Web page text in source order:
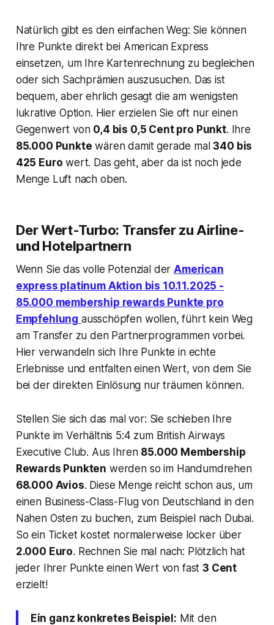
Natürlich gibt es den einfachen Weg: Sie können
Ihre Punkte direkt bei American Express
einsetzen, um Ihre Kartenrechnung zu begleichen
oder sich Sachprämien auszusuchen. Das ist
bequem, aber ehrlich gesagt die am wenigsten
lukrative Option. Hier erzielen Sie oft nur einen
Gegenwert von 0,4 bis 0,5 Cent pro Punkt. Ihre
85.000 Punkte wären damit gerade mal340 bis
425 Euro wert. Das geht, aber da ist noch jede
Menge Luft nach oben.
Der Wert-Turbo: Transfer zu Airline-
und Hotelpartnern
Wenn Sie das volle Potenzial derAmerican
express platinum Aktion bis 10.11.2025 -
85.000 membership rewards Punkte pro
Empfehlung ausschöpfen wollen, führt kein Weg
am Transfer zu den Partnerprogrammen vorbei.
Hier verwandeln sich Ihre Punkte in echte
Erlebnisse und entfalten einen Wert, von dem Sie
bei der direkten Einlösung nur träumen können.
Stellen Sie sich das mal vor: Sie schieben Ihre
Punkte im Verhältnis 5:4 zum British Airways
Executive Club. Aus Ihren 85.000 Membership
Rewards Punkten werden so im Handumdrehen
68.000 Avios. Diese Menge reicht schon aus, um
einen Business-Class-Flug von Deutschland in den
Nahen Osten zu buchen, zum Beispiel nach Dubai.
So ein Ticket kostet normalerweise locker über
2.000 Euro. Rechnen Sie mal nach: Plötzlich hat
jeder Ihrer Punkte einen Wert von fast3 Cent
erzielt!
Ein ganz konkretes Beispiel: Mit den